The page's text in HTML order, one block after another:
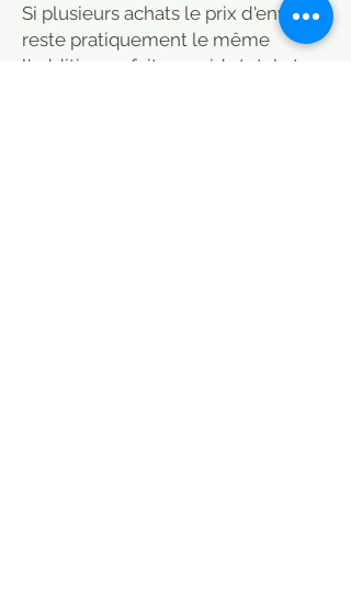
Si plusieurs achats le prix d'envoi
reste pratiquement le même
l'addition se fait au poids total et